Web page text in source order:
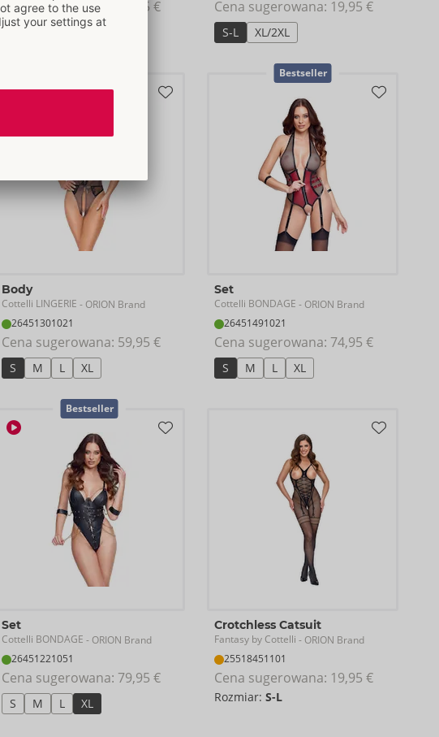
Cena sugerowana: 14,95 €
Rozmiar:S-L
Cena sugerowana: 19,95 €
S-L XL/2XL
Body
Cottelli LINGERIE - ORION Brand
26451301021
Cena sugerowana: 59,95 €
S M L XL
Bestseller
Set
Cottelli BONDAGE - ORION Brand
26451491021
Cena sugerowana: 74,95 €
S M L XL
Bestseller
Set
Cottelli BONDAGE - ORION Brand
26451221051
Cena sugerowana: 79,95 €
S M L XL
Crotchless Catsuit
Fantasy by Cottelli - ORION Brand
25518451101
Cena sugerowana: 19,95 €
Rozmiar:S-L